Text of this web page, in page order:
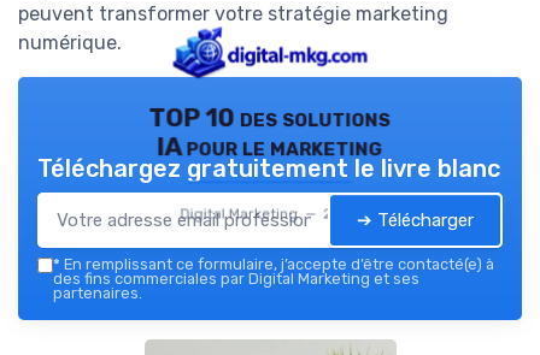
peuvent transformer votre stratégie marketing
numérique.
TOP 10 des solutions
IA pour le marketing
Digital Marketing — 2026
Téléchargez gratuitement le livre blanc
➔ Télécharger
* En remplissant ce formulaire, j’accepte d’être contacté(e) à
des fins commerciales par Digital Marketing et ses
partenaires.